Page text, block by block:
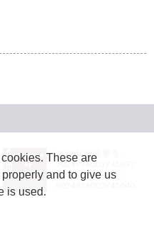
JASRAC許諾番号：
9024936001Y45037
JASRAC許諾番号：
These are
and to give us
is used.